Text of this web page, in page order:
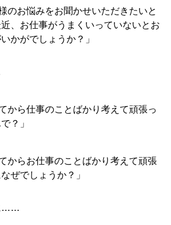
のお悩みをお聞かせいただきたいと
、お仕事がうまくいっていないとお
かがでしょうか？」
から仕事のことばかり考えて頑張っ
？」
からお仕事のことばかり考えて頑張
ぜでしょうか？」
……